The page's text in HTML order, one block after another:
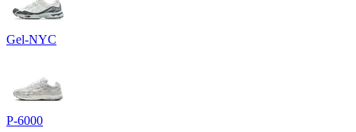
Gel-NYC
P-6000